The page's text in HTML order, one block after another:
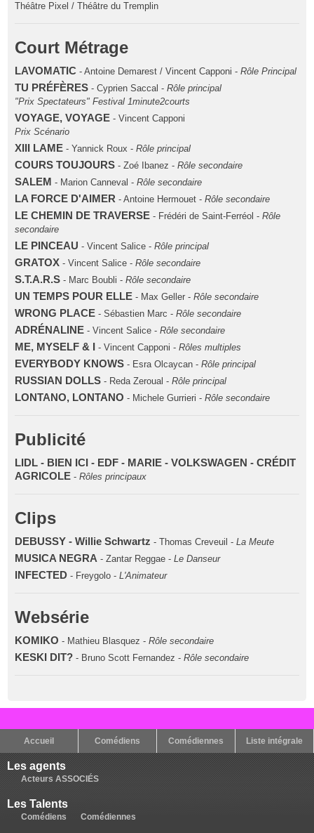
Théâtre Pixel / Théâtre du Tremplin
Court Métrage
LAVOMATIC - Antoine Demarest / Vincent Capponi -Rôle Principal
TU PRÉFÈRES - Cyprien Saccal -Rôle principal
"Prix Spectateurs" Festival 1minute2courts
VOYAGE, VOYAGE - Vincent Capponi
Prix Scénario
XIII LAME - Yannick Roux -Rôle principal
COURS TOUJOURS - Zoé Ibanez -Rôle secondaire
SALEM - Marion Canneval -Rôle secondaire
LA FORCE D'AIMER - Antoine Hermouet -Rôle secondaire
LE CHEMIN DE TRAVERSE - Frédéri de Saint-Ferréol -Rôle
secondaire
LE PINCEAU - Vincent Salice -Rôle principal
GRATOX - Vincent Salice -Rôle secondaire
S.T.A.R.S - Marc Boubli -Rôle secondaire
UN TEMPS POUR ELLE - Max Geller -Rôle secondaire
WRONG PLACE - Sébastien Marc -Rôle secondaire
ADRÉNALINE - Vincent Salice -Rôle secondaire
ME, MYSELF & I - Vincent Capponi -Rôles multiples
EVERYBODY KNOWS - Esra Olcaycan -Rôle principal
RUSSIAN DOLLS - Reda Zeroual -Rôle principal
LONTANO, LONTANO - Michele Gurrieri -Rôle secondaire
Publicité
LIDL - BIEN ICI - EDF - MARIE - VOLKSWAGEN - CRÉDIT
AGRICOLE -Rôles principaux
Clips
DEBUSSY - Willie Schwartz - Thomas Creveuil -La Meute
MUSICA NEGRA - Zantar Reggae -Le Danseur
INFECTED - Freygolo -L'Animateur
Websérie
KOMIKO - Mathieu Blasquez -Rôle secondaire
KESKI DIT? - Bruno Scott Fernandez -Rôle secondaire
Accueil Comédiens Comédiennes Liste intégrale
Les agents
Acteurs ASSOCIÉS
Les Talents
Comédiens Comédiennes